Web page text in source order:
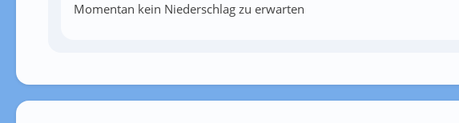
Momentan kein Niederschlag zu erwarten